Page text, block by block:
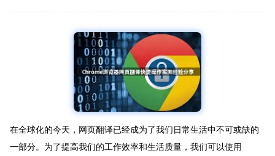
在全球化的今天，网页翻译已经成为了我们日常生活中不可或缺的
一部分。为了提高我们的工作效率和生活质量，我们可以使用